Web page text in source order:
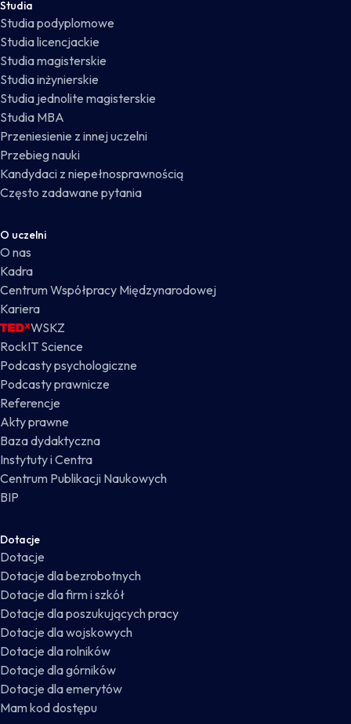
Studia
Studia podyplomowe
Studia licencjackie
Studia magisterskie
Studia inżynierskie
Studia jednolite magisterskie
Studia MBA
Przeniesienie z innej uczelni
Przebieg nauki
Kandydaci z niepełnosprawnością
Często zadawane pytania
O uczelni
O nas
Kadra
Centrum Współpracy Międzynarodowej
Kariera
WSKZ
RockIT Science
Podcasty psychologiczne
Podcasty prawnicze
Referencje
Akty prawne
Baza dydaktyczna
Instytuty i Centra
Centrum Publikacji Naukowych
BIP
Dotacje
Dotacje
Dotacje dla bezrobotnych
Dotacje dla firm i szkół
Dotacje dla poszukujących pracy
Dotacje dla wojskowych
Dotacje dla rolników
Dotacje dla górników
Dotacje dla emerytów
Mam kod dostępu